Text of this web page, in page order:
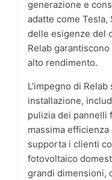
generazione e
adatte come Tesla,
delle esigenze del
Relab
alto rendimento.
L’impegno di
installazione,
pulizia dei pannelli
massima
supporta i clienti
fotovoltaico
grandi dimensioni,